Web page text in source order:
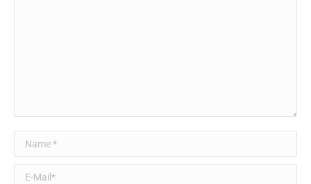
Name *
E-Mail *